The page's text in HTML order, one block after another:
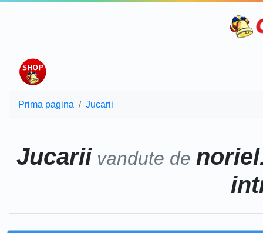
Prima pagina Jucarii
Jucarii vandute de